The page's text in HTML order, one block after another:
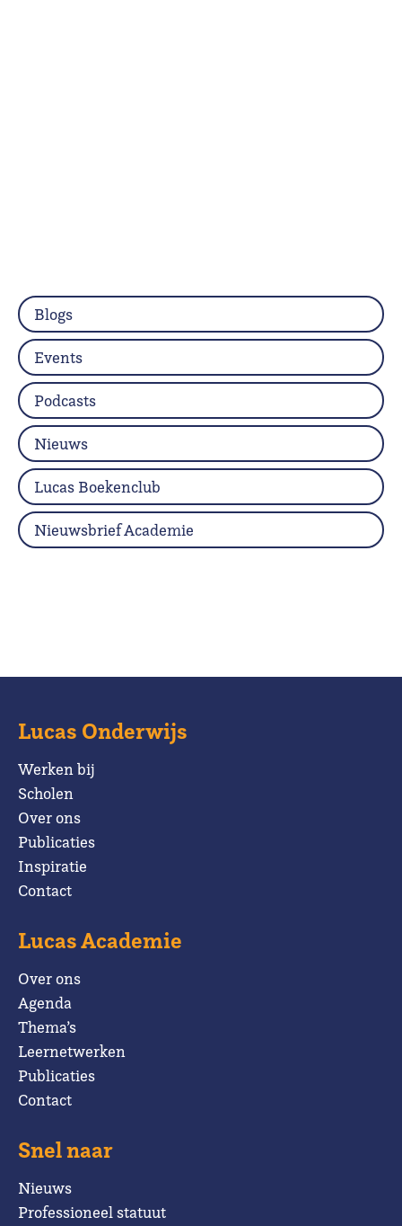
Blogs
Events
Podcasts
Nieuws
Lucas Boekenclub
Nieuwsbrief Academie
Lucas Onderwijs
Werken bij
Scholen
Over ons
Publicaties
Inspiratie
Contact
Lucas Academie
Over ons
Agenda
Thema’s
Leernetwerken
Publicaties
Contact
Snel naar
Nieuws
Professioneel statuut